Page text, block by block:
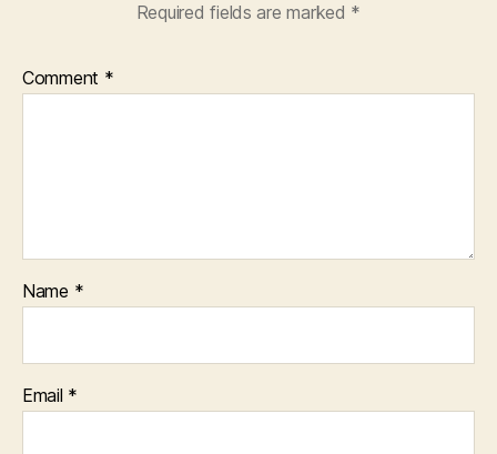
Required fields are marked *
Comment *
Name *
Email *